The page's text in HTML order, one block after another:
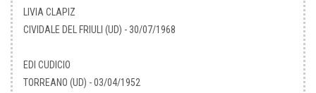
LIVIA CLAPIZ
CIVIDALE DEL FRIULI (UD) - 30/07/1968
EDI CUDICIO
TORREANO (UD) - 03/04/1952